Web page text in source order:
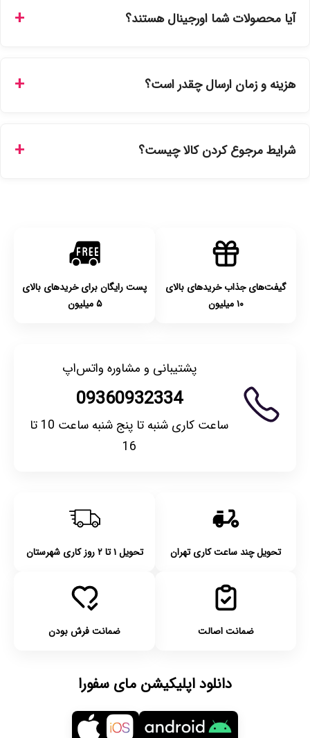
سفارشات در سایت، وضعیت لحظه‌ای مرسوله را مشاهده کنید.
آیا محصولات شما اورجینال هستند؟
نمایندگی‌های معتبر تهیه شده و دارای بچ‌کد قابل استعلام هستند.
هزینه و زمان ارسال چقدر است؟
انتخاب کنید و برای شهرستان‌ها بین یک الی ۳ روز کاری از طریق
شرایط مرجوع کردن کالا چیست؟
گیفت‌های جذاب خریدهای بالای
۱۰ میلیون
پست رایگان برای خریدهای بالای
۵ میلیون
پشتیبانی و مشاوره واتس‌اپ
09360932334
ساعت کاری شنبه تا پنج شنبه ساعت 10 تا
16
تحویل چند ساعت کاری تهران تحویل ۱ تا ۲ روز کاری شهرستان
ضمانت اصالت ضمانت فرش بودن
دانلود اپلیکیشن مای سفورا